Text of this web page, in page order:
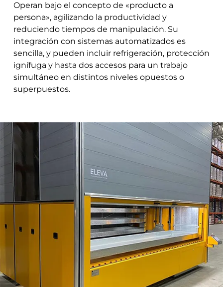
Operan bajo el concepto de «producto a
persona», agilizando la productividad y
reduciendo tiempos de manipulación. Su
integración con sistemas automatizados es
sencilla, y pueden incluir refrigeración, protección
ignífuga y hasta dos accesos para un trabajo
simultáneo en distintos niveles opuestos o
superpuestos.